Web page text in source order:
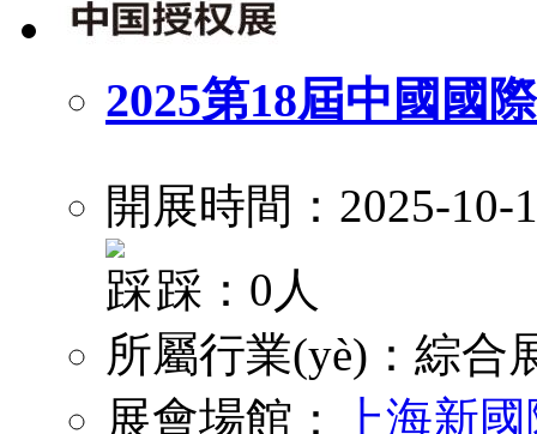
2025第18屆中國國
開展時間：2025-
踩：0人
所屬行業(yè)： 綜合
展會場館：
上海新